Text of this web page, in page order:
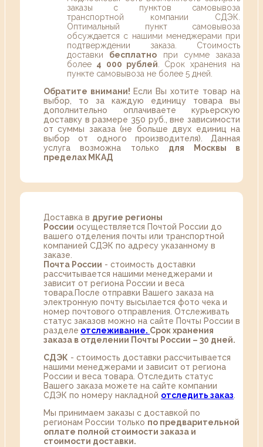
заказы с пунктов самовывоза
транспортной компании СДЭК.
Оптимальный пункт самовывоза
обсуждается с нашими менеджерами при
подтверждении заказа. Стоимость
доставки бесплатно при сумме заказа
более 4 000 рублей . Срок хранения на
пункте самовывоза не более 5 дней.
Обратите внимани! Если Вы хотите товар на
выбор, то за каждую единицу товара вы
дополнительно оплачиваете курьерскую
доставку в размере 350 руб., вне зависимости
от суммы заказа (не больше двух единиц на
выбор от одного производителя). Данная
услуга возможна только для Москвы в
пределах МКАД
Доставка в другие регионы
России осуществляется Почтой России до
вашего отделения почты или транспортной
компанией СДЭК по адресу указанному в
заказе.
Почта России - стоимость доставки
рассчитывается нашими менеджерами и
зависит от региона России и веса
товара.После отправки Вашего заказа на
электронную почту высылается фото чека и
номер почтового отправления. Отслеживать
статус заказов можно на сайте Почты России в
разделе oтслеживание. Срок хранения
заказа в отделении Почты России – 30 дней.
СДЭК - стоимость доставки рассчитывается
нашими менеджерами и зависит от региона
России и веса товара. Отследить статус
Вашего заказа можете на сайте компании
СДЭК по номеру накладной отследить заказ
Мы принимаем заказы с доставкой по
регионам России только по предварительной
оплате полной стоимости заказа и
стоимости доставки.